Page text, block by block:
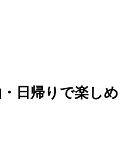
日帰りで楽しめ